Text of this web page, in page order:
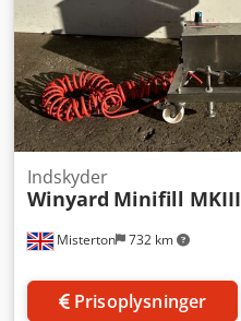
Misterton 732 km
Indskyder
Winyard Minifill MKIII
Prisoplysninger